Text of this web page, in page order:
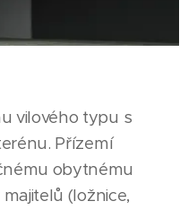
vilového typu s
Přízemí
obytnému
(ložnice,